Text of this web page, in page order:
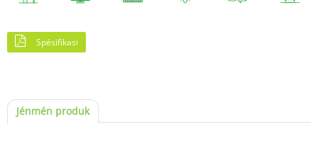
Spésifikasi
Jénmén produk